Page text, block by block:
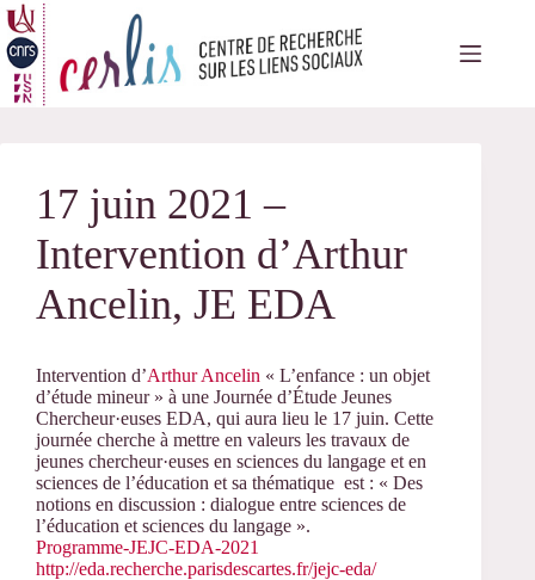
Passer
au
contenu
17 juin 2021 –
Intervention d’Arthur
Ancelin, JE EDA
Intervention d’Arthur Ancelin « L’enfance : un objet
d’étude mineur » à une Journée d’Étude Jeunes
Chercheur·euses EDA, qui aura lieu le 17 juin. Cette
journée cherche à mettre en valeurs les travaux de
jeunes chercheur·euses en sciences du langage et en
sciences de l’éducation et sa thématique est : « Des
notions en discussion : dialogue entre sciences de
l’éducation et sciences du langage ».
Programme-JEJC-EDA-2021
http://eda.recherche.parisdescartes.fr/jejc-eda/